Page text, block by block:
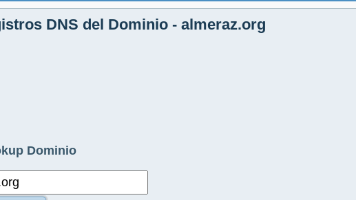
DNS del Dominio - almeraz.org
Dominio